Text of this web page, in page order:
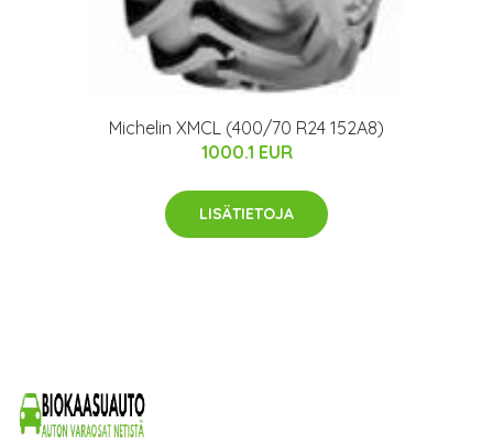
Michelin XMCL (400/70 R24 152A8)
1000.1 EUR
LISÄTIETOJA